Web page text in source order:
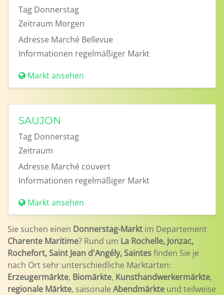
Tag Donnerstag
Zeitraum Morgen
Adresse Marché Bellevue
Informationen regelmäßiger Markt
Markt ansehen
SAUJON
Tag Donnerstag
Zeitraum
Adresse Marché couvert
Informationen regelmäßiger Markt
Markt ansehen
Sie suchen einen Donnerstag-Markt im Departement
Charente Maritime? Rund um La Rochelle, Jonzac,
Rochefort, Saint Jean d'Angély, Saintesfinden Sie je
nach Ort sehr unterschiedliche Marktarten:
Erzeugermärkte, Biomärkte, Kunsthandwerkermärkte,
regionale Märkte, saisonale Abendmärkte und teilweise